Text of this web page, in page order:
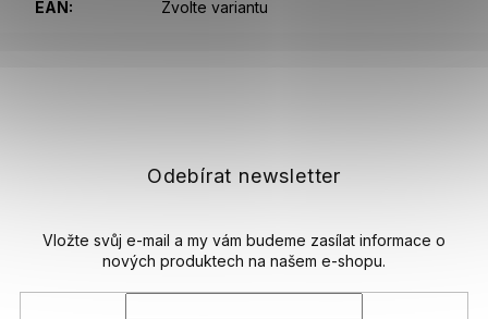
EAN: Zvolte variantu
Odebírat newsletter
Vložte svůj e-mail a my vám budeme zasílat informace o
nových produktech na našem e-shopu.